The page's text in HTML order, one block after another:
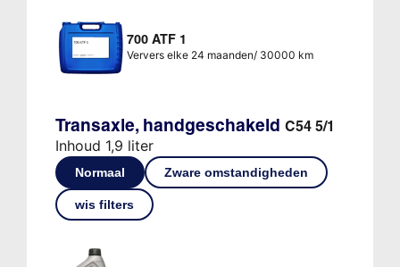
700 ATF 1
Ververs elke 24 maanden/ 30000 km
Transaxle, handgeschakeld C54 5/1
Inhoud 1,9 liter
Normaal Zware omstandigheden
wis filters